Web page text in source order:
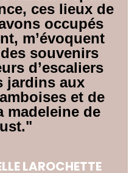
ces lieux de
occupés
m’évoquent
souvenirs
d’escaliers
jardins aux
et de
madeleine de
LAROCHETTE